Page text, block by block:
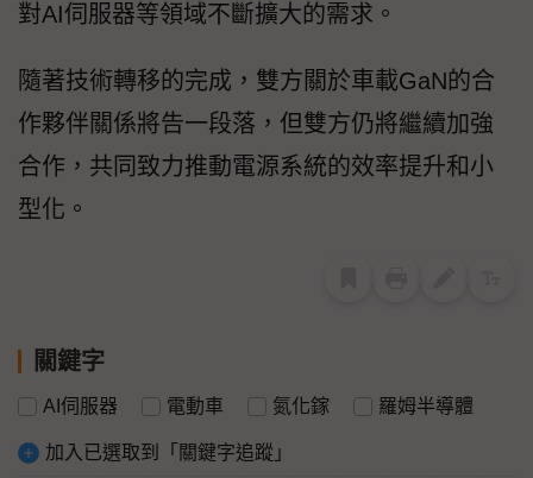
對AI伺服器等領域不斷擴大的需求。
隨著技術轉移的完成，雙方關於車載GaN的合
作夥伴關係將告一段落，但雙方仍將繼續加強
合作，共同致力推動電源系統的效率提升和小
型化。
關鍵字
AI伺服器 電動車 氮化鎵 羅姆半導體
加入已選取到「關鍵字追蹤」